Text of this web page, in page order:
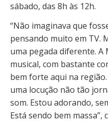
sábado, das 8h às 12h.
“Não imaginava que
pensando muito em TV.
uma pegada diferente. A
musical, com bastante
bem forte aqui na
uma locução não tão
som. Estou adorando,
Está sendo bem massa”,